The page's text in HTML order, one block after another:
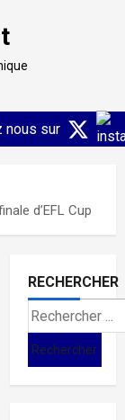
nous sur
d’EFL Cup
RECHERCHER
Search
for: